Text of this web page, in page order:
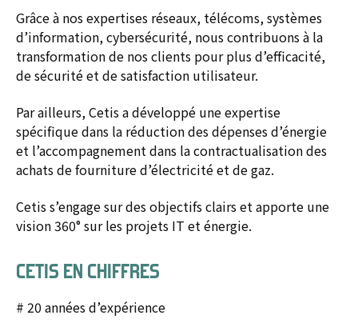
Grâce à nos expertises réseaux, télécoms, systèmes
d’information, cybersécurité, nous contribuons à la
transformation de nos clients pour plus d’efficacité,
de sécurité et de satisfaction utilisateur.
Par ailleurs, Cetis a développé une expertise
spécifique dans la réduction des dépenses d’énergie
et l’accompagnement dans la contractualisation des
achats de fourniture d’électricité et de gaz.
Cetis s’engage sur des objectifs clairs et apporte une
vision 360° sur les projets IT et énergie.
CETIS EN CHIFFRES
# 20 années d’expérience